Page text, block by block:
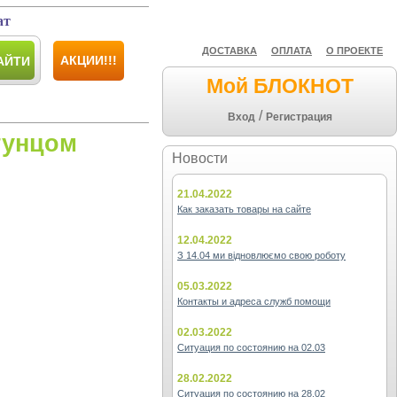
ДОСТАВКА ОПЛАТА О ПРОЕКТЕ
Мой БЛОКНОТ
Вход / Регистрация
Новости
21.04.2022
Как заказать товары на сайте
12.04.2022
З 14.04 ми відновлюємо свою роботу
05.03.2022
Контакты и адреса служб помощи
02.03.2022
Ситуация по состоянию на 02.03
28.02.2022
Ситуация по состоянию на 28.02
АКЦИИ!!!